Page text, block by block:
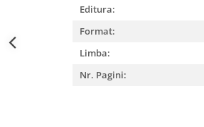
Editura:
Format:
Limba:
Nr. Pagini: